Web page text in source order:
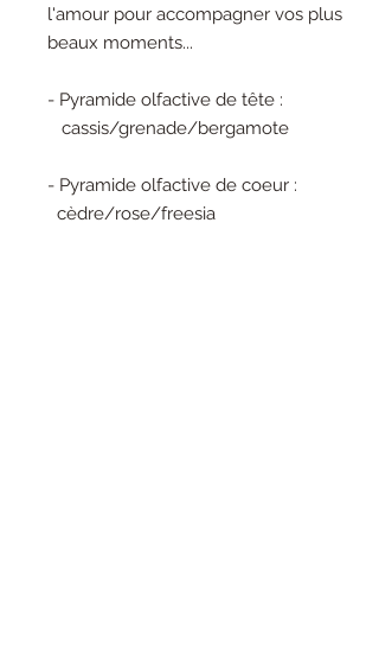
l'amour pour accompagner vos plus
beaux moments...
- Pyramide olfactive de tête :
cassis/grenade/bergamote
- Pyramide olfactive de coeur :
cèdre/rose/freesia